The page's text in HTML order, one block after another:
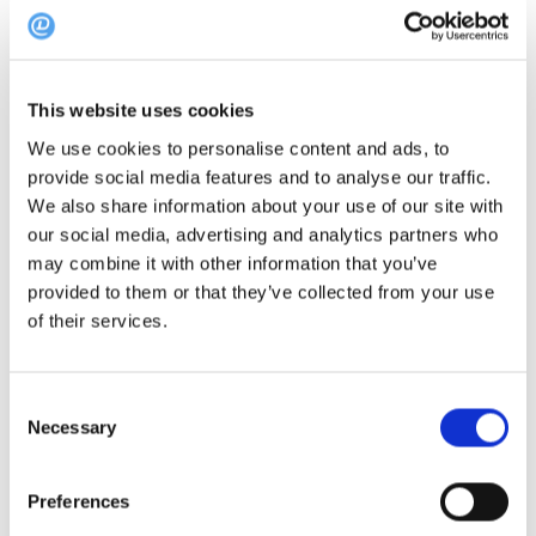
This website uses cookies
We use cookies to personalise content and ads, to
provide social media features and to analyse our traffic.
We also share information about your use of our site with
our social media, advertising and analytics partners who
may combine it with other information that you’ve
provided to them or that they’ve collected from your use
of their services.
Selection
Necessary
Preferences
paiements pour les cartes cadeaux échangées dans
Les cartes cadeaux DinnerBooking
peuvent-elles être utilisées dans mon
restaurant ?
Oui, si vous décidez de les accepter.
restaurant peuvent-elles être utilisées
comme moyen de paiement pour mon
événement ?